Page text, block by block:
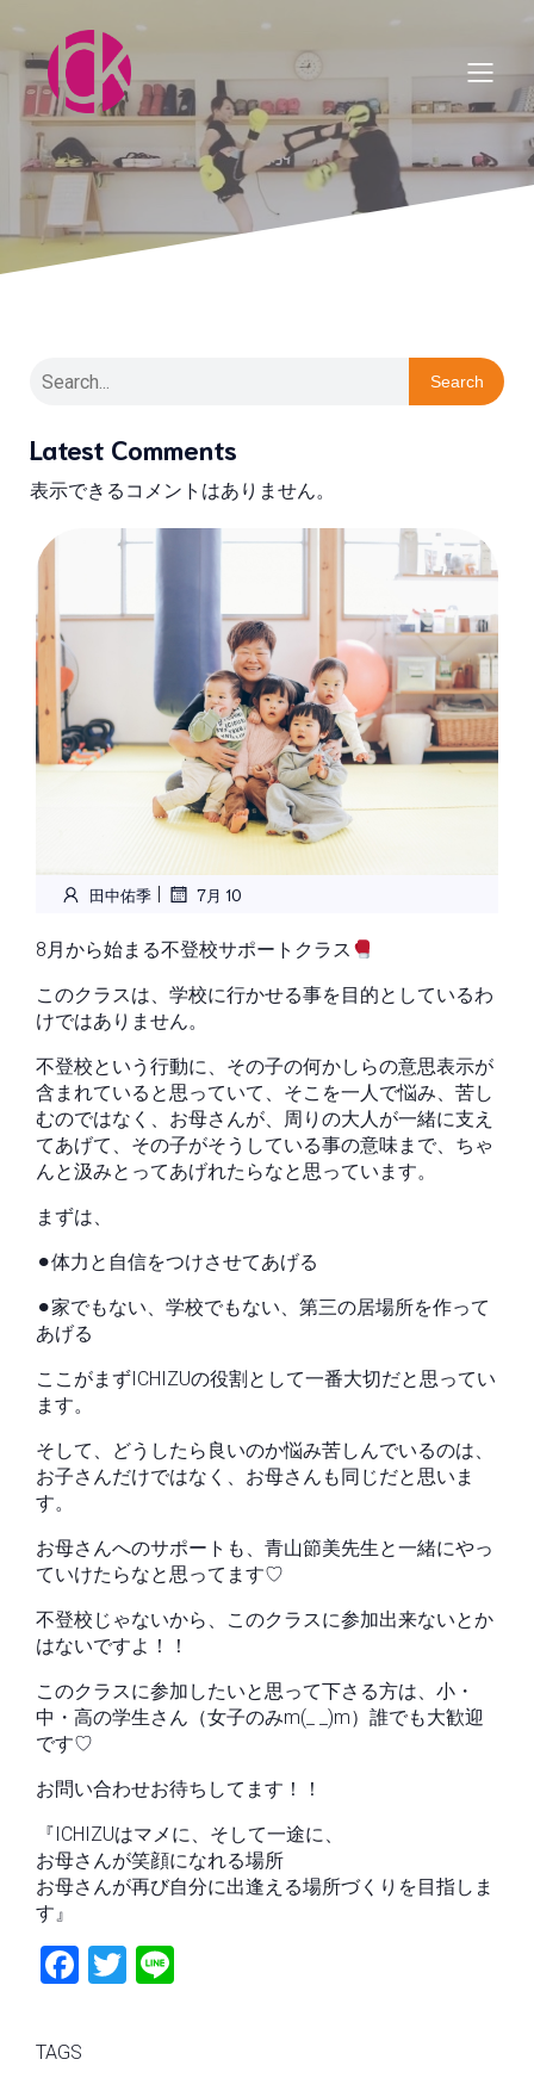
Search
Latest Comments
表示できるコメントはありません。
田中佑季 | 7月 10
8月から始まる不登校サポートクラス
このクラスは、学校に行かせる事を目的としているわ
けではありません。
不登校という行動に、その子の何かしらの意思表示が
含まれていると思っていて、そこを一人で悩み、苦し
むのではなく、お母さんが、周りの大人が一緒に支え
てあげて、その子がそうしている事の意味まで、ちゃ
んと汲みとってあげれたらなと思っています。
まずは、
⚫︎体力と自信をつけさせてあげる
⚫︎家でもない、学校でもない、第三の居場所を作って
あげる
ここがまずICHIZUの役割として一番大切だと思ってい
ます。
そして、どうしたら良いのか悩み苦しんでいるのは、
お子さんだけではなく、お母さんも同じだと思いま
す。
お母さんへのサポートも、青山節美先生と一緒にやっ
ていけたらなと思ってます♡
不登校じゃないから、このクラスに参加出来ないとか
はないですよ！！
このクラスに参加したいと思って下さる方は、小・
中・高の学生さん（女子のみm(_ _)m）誰でも大歓迎
です♡
お問い合わせお待ちしてます！！
『ICHIZUはマメに、そして一途に、
お母さんが笑顔になれる場所
お母さんが再び自分に出逢える場所づくりを目指しま
す』
Fac
ok
Twit
TAGS